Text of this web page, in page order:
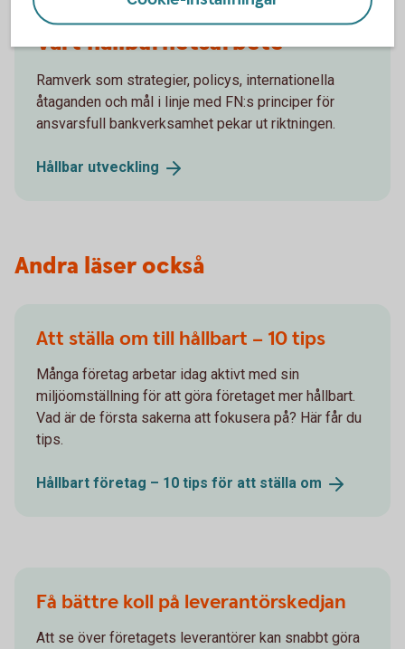
Vårt hållbarhetsarbete
Ramverk som strategier, policys, internationella
åtaganden och mål i linje med FN:s principer för
ansvarsfull bankverksamhet pekar ut riktningen.
Hållbar utveckling
Andra läser också
Att ställa om till hållbart – 10 tips
Många företag arbetar idag aktivt med sin
miljöomställning för att göra företaget mer hållbart.
Vad är de första sakerna att fokusera på? Här får du
tips.
Hållbart företag – 10 tips för att ställa om
Få bättre koll på leverantörskedjan
Att se över företagets leverantörer kan snabbt göra